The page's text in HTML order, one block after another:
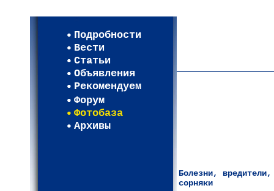
Подробности
Вести
Статьи
Объявления
Рекомендуем
Форум
Фотобаза
Архивы
Болезни, вредители,
сорняки